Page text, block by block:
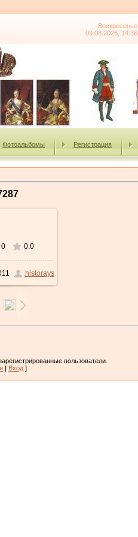
Воскресенье
09.08.2026, 14:36
Фотоальбомы Регистрация
0 0.0
historays
пользователи.
| Вход ]